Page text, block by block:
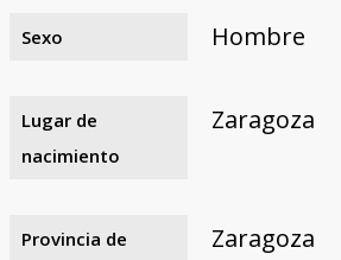
Sexo Hombre
Lugar de
nacimiento
Zaragoza
Provincia de
Zaragoza